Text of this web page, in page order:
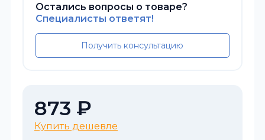
Остались вопросы о товаре?
Специалисты ответят!
Получить консультацию
873 ₽
Купить дешевле